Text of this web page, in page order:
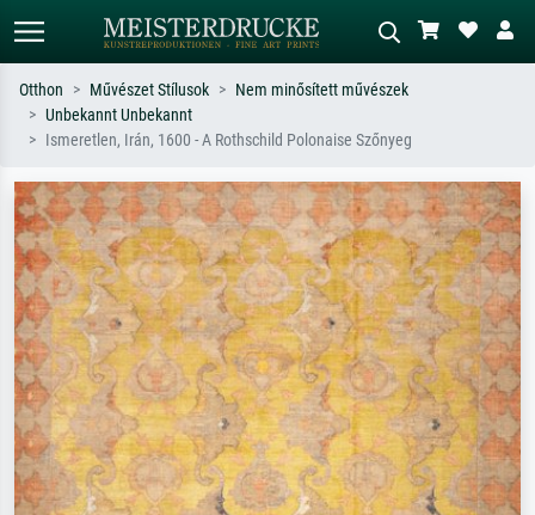
Alap keresés MI-képkereső
szerint – pl. Monet, Csillagos éj,
impresszionizmus, Hokusai-hullám,
akt.
piros absztrakt, sötét olajkép, álló akt
egy fa mellett.
Otthon Művészet Stílusok
Nem minősített művészek
Unbekannt Unbekannt
Ismeretlen, Irán, 1600 - A Rothschild Polonaise Szőnyeg